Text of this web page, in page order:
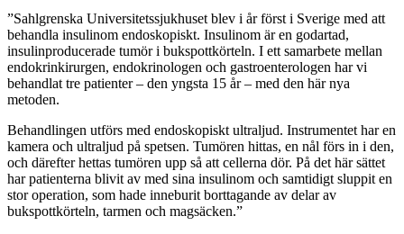
”Sahlgrenska Universitetssjukhuset blev i år först i Sverige med att
behandla insulinom endoskopiskt. Insulinom är en godartad,
insulinproducerade tumör i bukspottkörteln. I ett samarbete mellan
endokrinkirurgen, endokrinologen och gastroenterologen har vi
behandlat tre patienter – den yngsta 15 år – med den här nya
metoden.
Behandlingen utförs med endoskopiskt ultraljud. Instrumentet har en
kamera och ultraljud på spetsen. Tumören hittas, en nål förs in i den,
och därefter hettas tumören upp så att cellerna dör. På det här sättet
har patienterna blivit av med sina insulinom och samtidigt sluppit en
stor operation, som hade inneburit borttagande av delar av
bukspottkörteln, tarmen och magsäcken.”